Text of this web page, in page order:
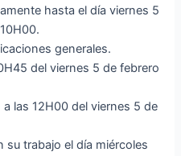
hasta el día viernes 5
generales.
del viernes 5 de febrero
las 12H00 del viernes 5 de
su trabajo el día miércoles